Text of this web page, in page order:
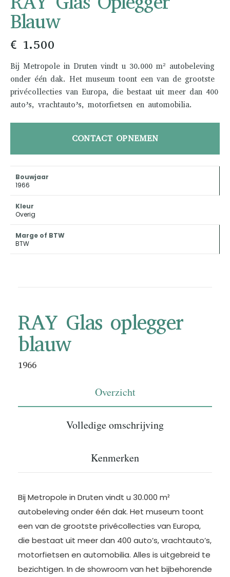
Blauw
€ 1.500
Bij Metropole in Druten vindt u 30.000 m² autobeleving
onder één dak. Het museum toont een van de grootste
privécollecties van Europa, die bestaat uit meer dan 400
auto’s, vrachtauto’s, motorfietsen en automobilia.
CONTACT OPNEMEN
Bouwjaar
1966
Kleur
Overig
Marge of BTW
BTW
RAY Glas oplegger
blauw
1966
Overzicht
Volledige omschrijving
Kenmerken
Bij Metropole in Druten vindt u 30.000 m²
autobeleving onder één dak. Het museum toont
een van de grootste privécollecties van Europa,
die bestaat uit meer dan 400 auto’s, vrachtauto’s,
motorfietsen en automobilia. Alles is uitgebreid te
bezichtigen. In de showroom van het bijbehorende